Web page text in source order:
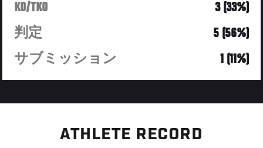
KO/TKO
3 (33%)
判定
5 (56%)
サブミッション
1 (11%)
ATHLETE RECORD